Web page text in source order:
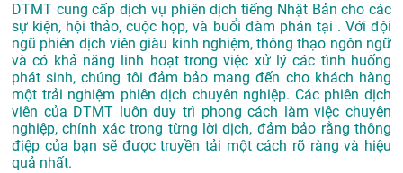
DTMT cung cấp dịch vụ phiên dịch tiếng Nhật Bản cho các
sự kiện, hội thảo, cuộc họp, và buổi đàm phán tại . Với đội
ngũ phiên dịch viên giàu kinh nghiệm, thông thạo ngôn ngữ
và có khả năng linh hoạt trong việc xử lý các tình huống
phát sinh, chúng tôi đảm bảo mang đến cho khách hàng
một trải nghiệm phiên dịch chuyên nghiệp. Các phiên dịch
viên của DTMT luôn duy trì phong cách làm việc chuyên
nghiệp, chính xác trong từng lời dịch, đảm bảo rằng thông
điệp của bạn sẽ được truyền tải một cách rõ ràng và hiệu
quả nhất.